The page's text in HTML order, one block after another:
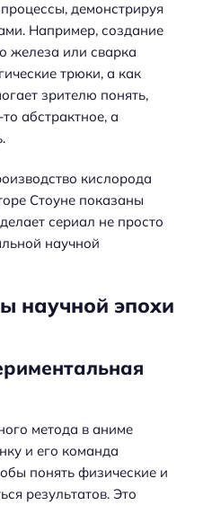
демонстрируя
Например, создание
железа или сварка
трюки, а как
зрителю понять,
абстрактное, а
кислорода
Стоуне показаны
сериал не просто
научной
научной эпохи
метода в аниме
и его команда
понять физические и
результатов. Это